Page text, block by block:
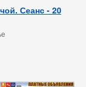
Сеанс - 20